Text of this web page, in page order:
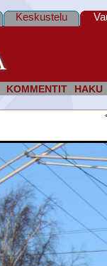
KOMMENTIT HAKU
Keskustelu